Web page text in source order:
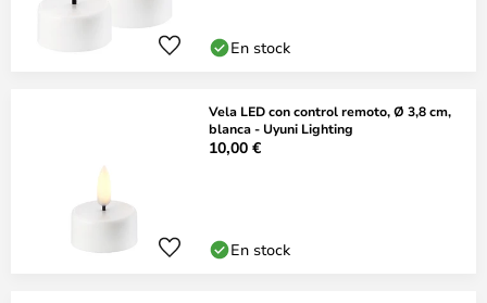
En stock
Vela LED con control remoto, Ø 3,8 cm,
blanca - Uyuni Lighting
10,00 €
En stock